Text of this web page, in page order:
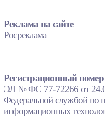
Реклама на сайте
Росреклама
Регистрационный номер
ЭЛ № ФС 77-72266 от
Федеральной службой по
информационных